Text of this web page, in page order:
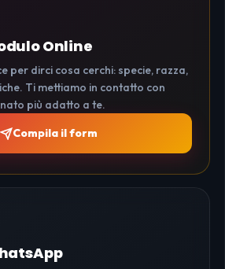
Online
per dirci cosa cerchi: specie, razza,
Ti mettiamo in contatto con
più adatto a te.
Compila il form